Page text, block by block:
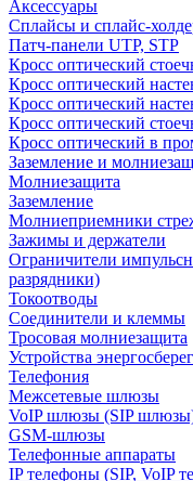
Аксессуары
Сплайсы и сплайс-
Патч-панели UTP, STP
Кросс оптический
Кросс оптический
Кросс оптический
Кросс оптический
Кросс оптический в
Заземление и
Молниезащита
Заземление
Молниеприемники
Зажимы и держатели
Ограничители
разрядники)
Токоотводы
Соединители и клеммы
Тросовая молниезащита
Устройства
Телефония
Межсетевые шлюзы
VoIP шлюзы (SIP
GSM-шлюзы
Телефонные аппараты
IP телефоны (SIP, VoIP